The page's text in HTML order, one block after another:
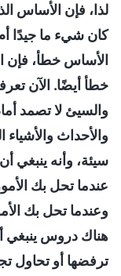
لذا، فإن الأساس
كان شيء ما جيدًا
الأساس خطأ، فإن
خطأ أيضًا. الآن
والسيئ لا تصمد
والأحداث والأشياء
سيئة، وأنه ينبغي
عندما تحل بك
وعندما تحل بك
هناك دروس ينبغي
ترفضها أو تحاول